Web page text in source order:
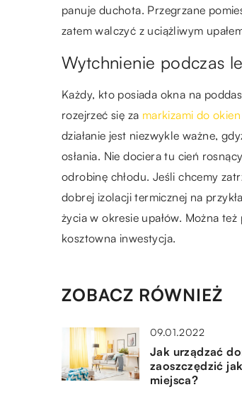
panuje duchota. Przegrzane
zatem walczyć z uciążliwym
Wytchnienie podczas
Każdy, kto posiada okna na
rozejrzeć się za markizami do
działanie jest niezwykle ważne,
osłania. Nie dociera tu cień
odrobinę chłodu. Jeśli chcemy
dobrej izolacji termicznej na
życia w okresie upałów. Można
kosztowna inwestycja.
ZOBACZ RÓWNIEŻ
09.01.2022
Jak urządzać
zaoszczędzić
miejsca?